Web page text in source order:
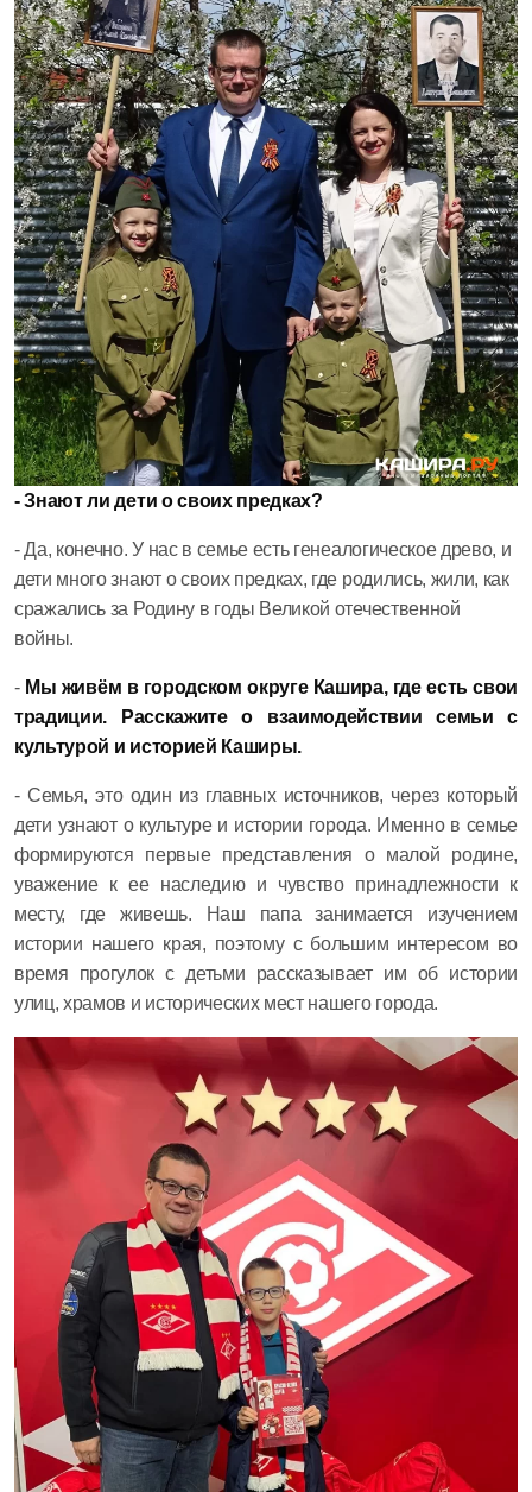
- Знают ли дети о своих предках?
- Да, конечно. У нас в семье есть генеалогическое древо, и
дети много знают о своих предках, где родились, жили, как
сражались за Родину в годы Великой отечественной
войны.
- Мы живём в городском округе Кашира, где есть свои
традиции. Расскажите о взаимодействии семьи с
культурой и историей Каширы.
- Семья, это один из главных источников, через который
дети узнают о культуре и истории города. Именно в семье
формируются первые представления о малой родине,
уважение к ее наследию и чувство принадлежности к
месту, где живешь. Наш папа занимается изучением
истории нашего края, поэтому с большим интересом во
время прогулок с детьми рассказывает им об истории
улиц, храмов и исторических мест нашего города.